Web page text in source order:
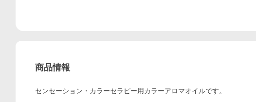
商品情報
センセーション・カラーセラピー用カラーアロマオイルです。